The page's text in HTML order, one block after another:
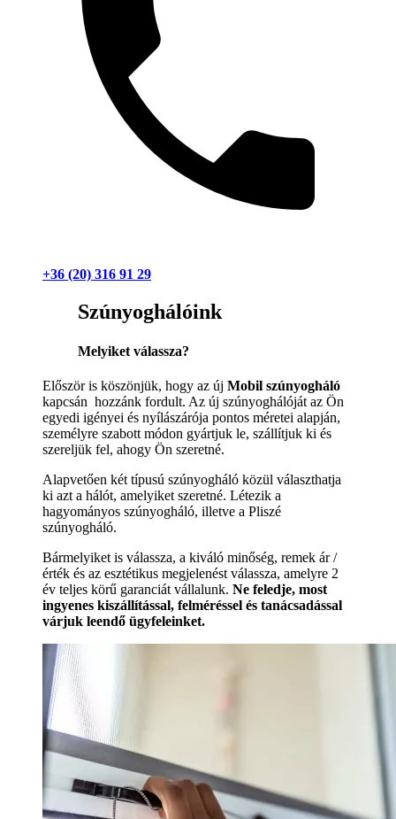
+36 (20) 316 91 29
Szúnyoghálóink
Melyiket válassza?
Először is köszönjük, hogy az új Mobil szúnyogháló
kapcsán hozzánk fordult. Az új szúnyoghálóját az Ön
egyedi igényei és nyílászárója pontos méretei alapján,
személyre szabott módon gyártjuk le, szállítjuk ki és
szereljük fel, ahogy Ön szeretné.
Alapvetően két típusú szúnyogháló közül választhatja
ki azt a hálót, amelyiket szeretné. Létezik a
hagyományos szúnyogháló, illetve a Pliszé
szúnyogháló.
Bármelyiket is válassza, a kiváló minőség, remek ár /
érték és az esztétikus megjelenést válassza, amelyre 2
év teljes körű garanciát vállalunk. Ne feledje, most
ingyenes kiszállítással, felméréssel és tanácsadással
várjuk leendő ügyfeleinket.